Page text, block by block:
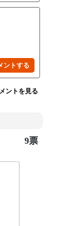
ントを見る
9票